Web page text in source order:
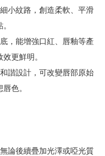
小紋路，創造柔軟、平滑
，能增強口紅、唇釉等產
更鮮明。
諧設計，可改變唇部原始
色。
論後續疊加光澤或啞光質